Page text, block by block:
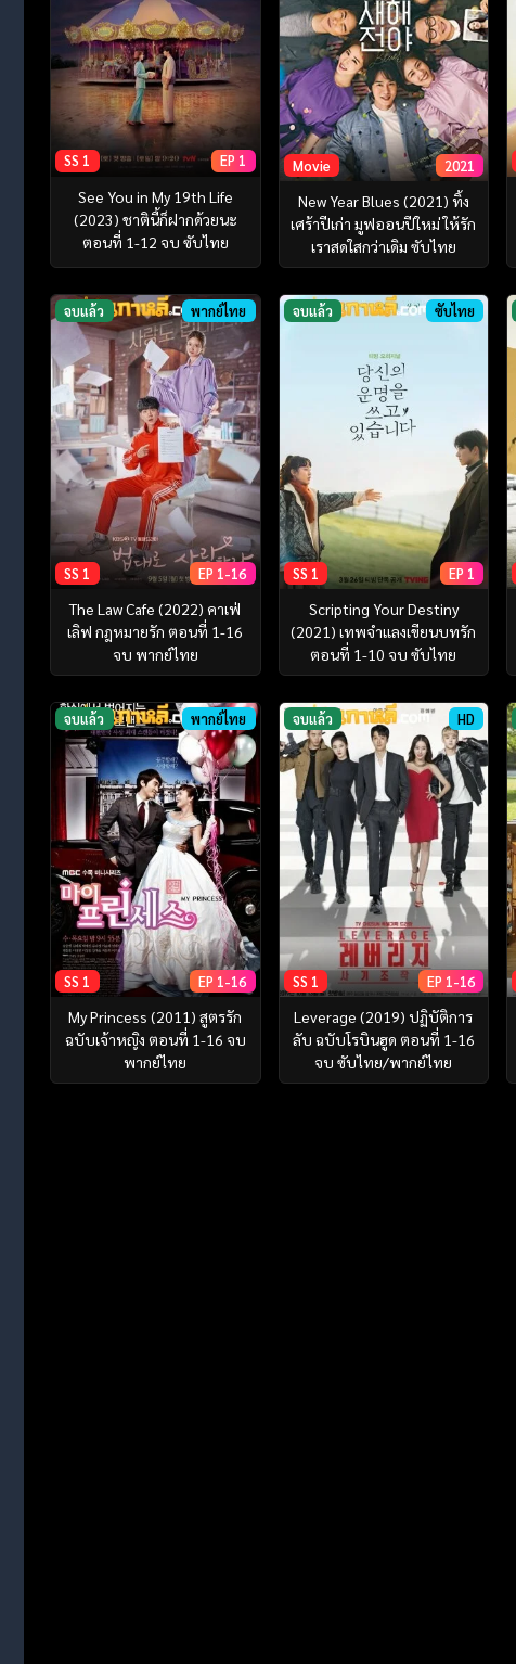
SS 1 EP 1
See You in My 19th Life
(2023) ชาตินี้ก็ฝากด้วยนะ
ตอนที่ 1-12 จบ ซับไทย
Movie 2021
New Year Blues (2021) ทิ้ง
เศร้าปีเก่า มูฟออนปีใหม่ ให้รัก
เราสดใสกว่าเดิม ซับไทย
จบแล้ว พากย์ไทย
SS 1 EP 1-16
The Law Cafe (2022) คาเฟ่
เลิฟ กฎหมายรัก ตอนที่ 1-16
จบ พากย์ไทย
จบแล้ว ซับไทย
SS 1 EP 1
Scripting Your Destiny
(2021) เทพจำแลงเขียนบทรัก
ตอนที่ 1-10 จบ ซับไทย
จบแล้ว พากย์ไทย
SS 1 EP 1-16
My Princess (2011) สูตรรัก
ฉบับเจ้าหญิง ตอนที่ 1-16 จบ
พากย์ไทย
จบแล้ว HD
SS 1 EP 1-16
Leverage (2019) ปฏิบัติการ
ลับ ฉบับโรบินฮูด ตอนที่ 1-16
จบ ซับไทย/พากย์ไทย